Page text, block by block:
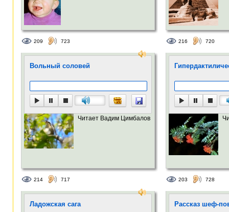
209 723 216 720
Вольный соловей
Читает Вадим Цимбалов
214 717 203 728
Ладожская сага Рассказ шеф-